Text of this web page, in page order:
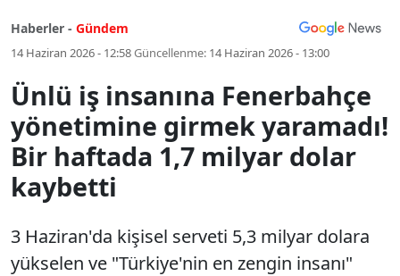
Haberler - Gündem
14 Haziran 2026 - 12:58Güncellenme: 14 Haziran 2026 - 13:00
Ünlü iş insanına Fenerbahçe
yönetimine girmek yaramadı!
Bir haftada 1,7 milyar dolar
kaybetti
3 Haziran'da kişisel serveti 5,3 milyar dolara
yükselen ve "Türkiye'nin en zengin insanı"